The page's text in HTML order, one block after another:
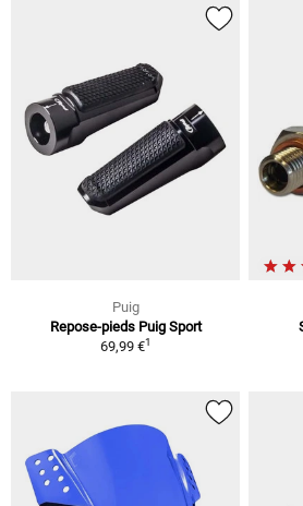
Puig
Repose-pieds Puig Sport
69,99 €1